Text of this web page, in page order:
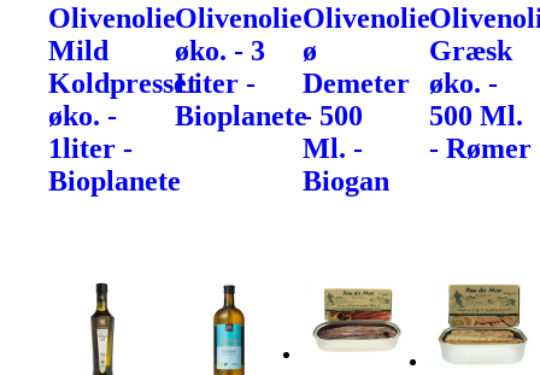
Olivenolie
Mild
Koldpresset
øko. -
1liter -
Bioplanete
Olivenolie
øko. - 3
Liter -
Bioplanete
Olivenolie
ø
Demeter
- 500
Ml. -
Biogan
Græsk
øko. -
500 Ml.
- Rømer